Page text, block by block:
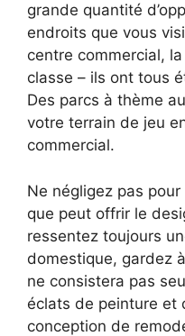
grande quantité
endroits que vous
centre commercial,
classe – ils ont tous
Des parcs à thème
votre terrain de jeu
commercial.
Ne négligez pas
que peut offrir le
ressentez toujours
domestique, gardez
ne consistera pas
éclats de peinture et
conception de